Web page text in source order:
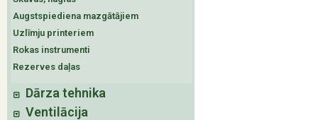
Augstspiediena mazgātājiem
Uzlīmju printeriem
Rokas instrumenti
Rezerves daļas
Dārza tehnika
Ventilācija